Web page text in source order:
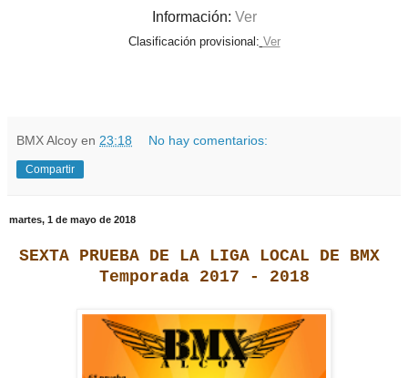
Información: Ver
Clasificación provisional: Ver
BMX Alcoy en 23:18 No hay comentarios:
Compartir
martes, 1 de mayo de 2018
SEXTA PRUEBA DE LA LIGA LOCAL DE BMX
Temporada 2017 - 2018